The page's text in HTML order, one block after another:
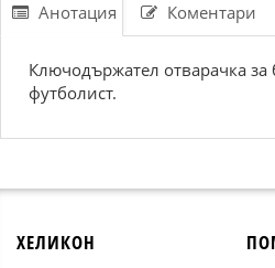
Анотация Коментари
Ключодържател отварачка
футболист.
ХЕЛИКОН